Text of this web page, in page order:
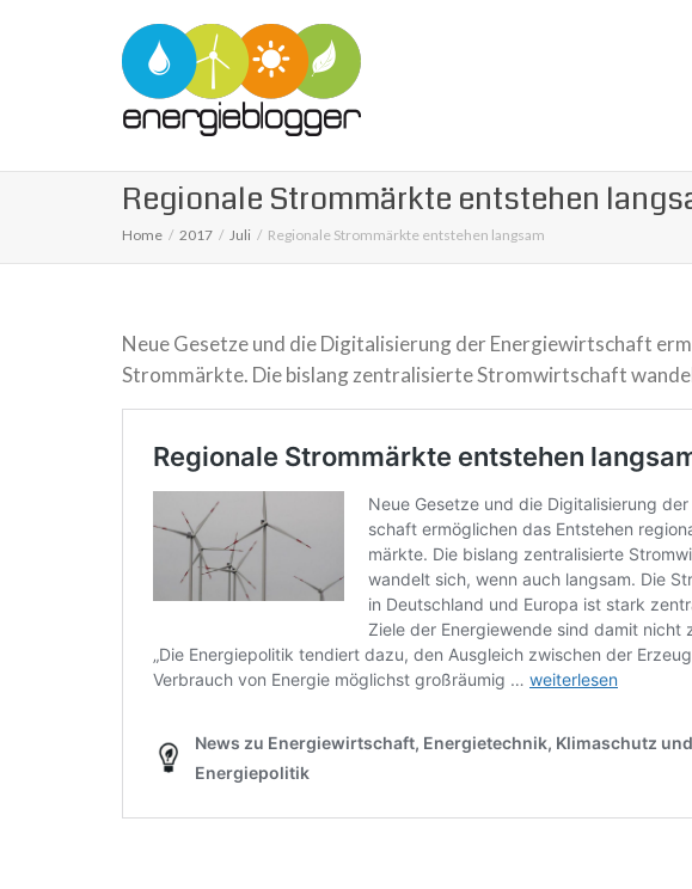
Regionale Strommärkte entstehen
Home 2017 Juli Regionale Strommärkte entstehen langsam
Neue Gesetze und die Digitalisierung der Energiewirtschaft
Strommärkte. Die bis­lang zen­tra­li­sierte Stromwirtschaft